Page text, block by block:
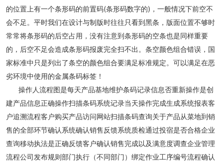
的位置上有一个条形码的前置码(条形码数字的)，一般情况下前空不
会不足。平时我们在设计与制版时往往只看到黑条，版面位置不够时
常常将条形码的后空占用，没有注意到条形码的空条也是同样重要
的，后空不足会造成条形码报废完全扫不出。条空颜色组合错误，国
家标准中只是列出了条空的颜色组合要满足标准规定。可以满足在恶
劣环境中使用的金属条码标签！
操作人流程图是每天产品基地维护条码记录信息否重新操作是创
建产品信息正确操作扫描条码系统记录当天操作完成生成系统报表客
户追溯流程客户购买产品访问网站扫描条码查询关于产品从菜地到销
售的全部环节确认系统确认销售反馈系统质检通过投宿是否合格企业
查询移动执法是正确反馈客户确认销售完成以及满意度调查企业管理
流程公司发布规则部门执行（不同部门）绑定作业工序编号流程确认